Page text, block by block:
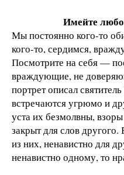
Имейте
Мы постоянно кого-то
кого-то, сердимся,
Посмотрите на себя —
враждующие, не
портрет описал
встречаются угрюмо и
уста их безмолвны,
закрыт для слов
из них, ненавистно для
ненавистно одному, то